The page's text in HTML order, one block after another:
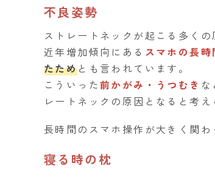
不良姿勢
ストレートネックが起こる多く
近年増加傾向にある スマホの長時
たためとも言われています。
こういった前かがみ・うつむき
レートネックの原因となると考え
長時間のスマホ操作が大きく関わ
寝る時の枕